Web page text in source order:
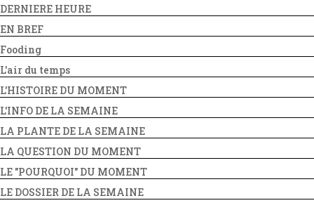
DERNIERE HEURE
EN BREF
Fooding
L'air du temps
L'HISTOIRE DU MOMENT
L'INFO DE LA SEMAINE
LA PLANTE DE LA SEMAINE
LA QUESTION DU MOMENT
LE "POURQUOI" DU MOMENT
LE DOSSIER DE LA SEMAINE